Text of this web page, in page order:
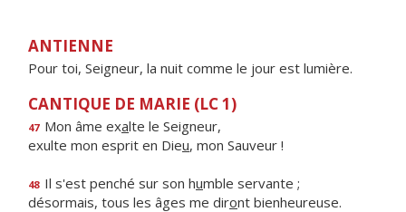
ANTIENNE
Pour toi, Seigneur, la nuit comme le jour est lumière.
CANTIQUE DE MARIE (LC 1)
47 Mon âme exalte le Seigneur,
exulte mon esprit en Dieu, mon Sauveur !
48 Il s'est penché sur son humble servante ;
désormais, tous les âges me diront bienheureuse.